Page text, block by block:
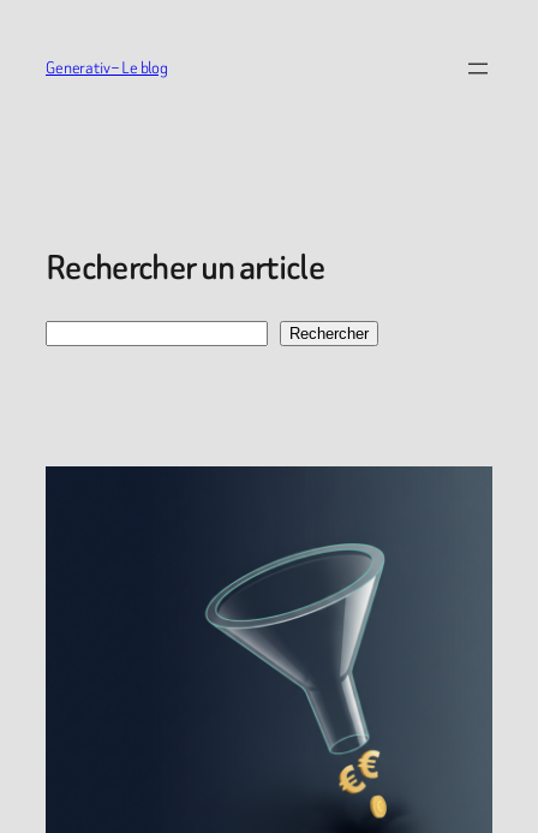
Generativ – Le blog
Rechercher un article
Rechercher